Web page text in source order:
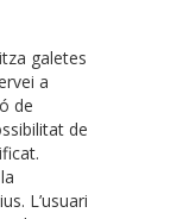
galetes
a
de
de
L’usuari